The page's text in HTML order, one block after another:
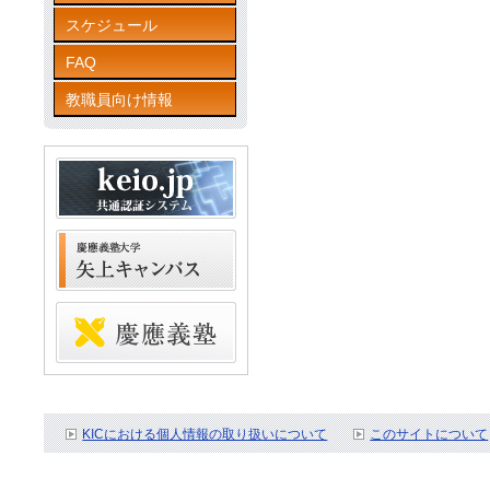
スケジュール
FAQ
教職員向け情報
KICにおける個人情報の取り扱いについて このサイトについて